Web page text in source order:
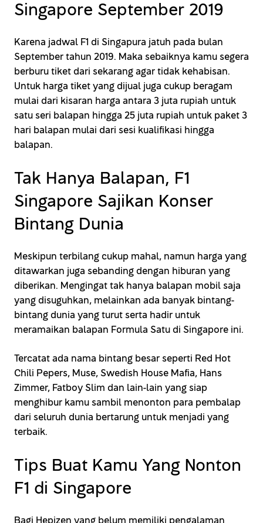
Singapore September 2019
Karena jadwal F1 di Singapura jatuh pada bulan
September tahun 2019. Maka sebaiknya kamu segera
berburu tiket dari sekarang agar tidak kehabisan.
Untuk harga tiket yang dijual juga cukup beragam
mulai dari kisaran harga antara 3 juta rupiah untuk
satu seri balapan hingga 25 juta rupiah untuk paket 3
hari balapan mulai dari sesi kualifikasi hingga
balapan.
Tak Hanya Balapan, F1
Singapore Sajikan Konser
Bintang Dunia
Meskipun terbilang cukup mahal, namun harga yang
ditawarkan juga sebanding dengan hiburan yang
diberikan. Mengingat tak hanya balapan mobil saja
yang disuguhkan, melainkan ada banyak bintang-
bintang dunia yang turut serta hadir untuk
meramaikan balapan Formula Satu di Singapore ini.
Tercatat ada nama bintang besar seperti Red Hot
Chili Pepers, Muse, Swedish House Mafia, Hans
Zimmer, Fatboy Slim dan lain-lain yang siap
menghibur kamu sambil menonton para pembalap
dari seluruh dunia bertarung untuk menjadi yang
terbaik.
Tips Buat Kamu Yang Nonton
F1 di Singapore
Bagi Hepizen yang belum memiliki pengalaman